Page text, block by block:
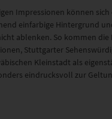
Impressionen können sich
einfarbige Hintergrund
ablenken. So kommen die
Stuttgarter
Kleinstadt als
eindrucksvoll zur